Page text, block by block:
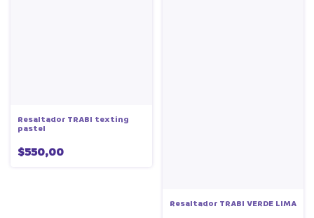
Resaltador TRABI texting
pastel
$550,00
Resaltador TRABI VERDE LIMA